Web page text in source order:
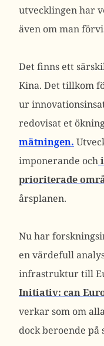
utvecklingen har
även om man
Det finns ett
Kina. Det tillkom
ur
redovisat et
mätningen.
imponerande och
prioriterade
årsplanen.
Nu har
en värdefull
infrastruktur till
Initiativ: can
verkar som om
dock beroende